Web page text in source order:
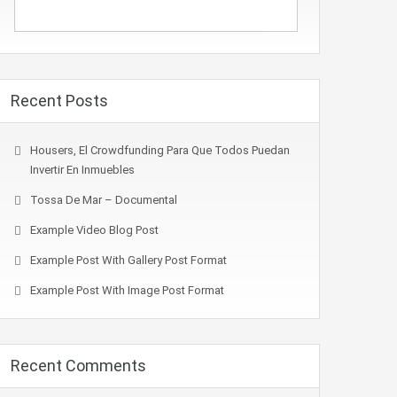
Recent Posts
Housers, El Crowdfunding Para Que Todos Puedan
Invertir En Inmuebles
Tossa De Mar – Documental
Example Video Blog Post
Example Post With Gallery Post Format
Example Post With Image Post Format
Recent Comments